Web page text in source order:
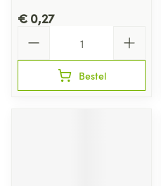
€ 0,27
Bestel